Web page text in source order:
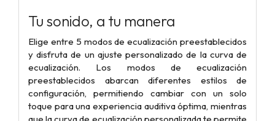
Tu sonido, a tu manera
Elige entre 5 modos de ecualización preestablecidos
y disfruta de un ajuste personalizado de la curva de
ecualización. Los modos de ecualización
preestablecidos abarcan diferentes estilos de
configuración, permitiendo cambiar con un solo
toque para una experiencia auditiva óptima, mientras